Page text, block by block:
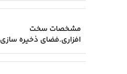
مشخصات سخت
افزاری.فضای ذخیره سازی